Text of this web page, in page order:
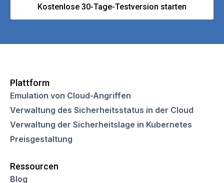
Kostenlose 30-Tage-Testversion starten
Plattform
Emulation von Cloud-Angriffen
Verwaltung des Sicherheitsstatus in der Cloud
Verwaltung der Sicherheitslage in Kubernetes
Preisgestaltung
Ressourcen
Blog